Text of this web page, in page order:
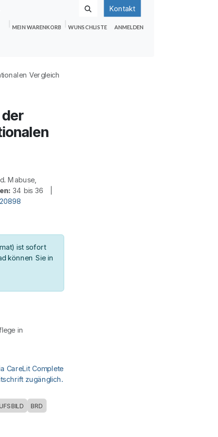
Kontakt
MEIN WARENKORB WUNSCHLISTE ANMELDEN
Vergleich
Mabuse,
34 bis 36 |
ist sofort
können Sie in
in
CareLit Complete
zugänglich.
BRD